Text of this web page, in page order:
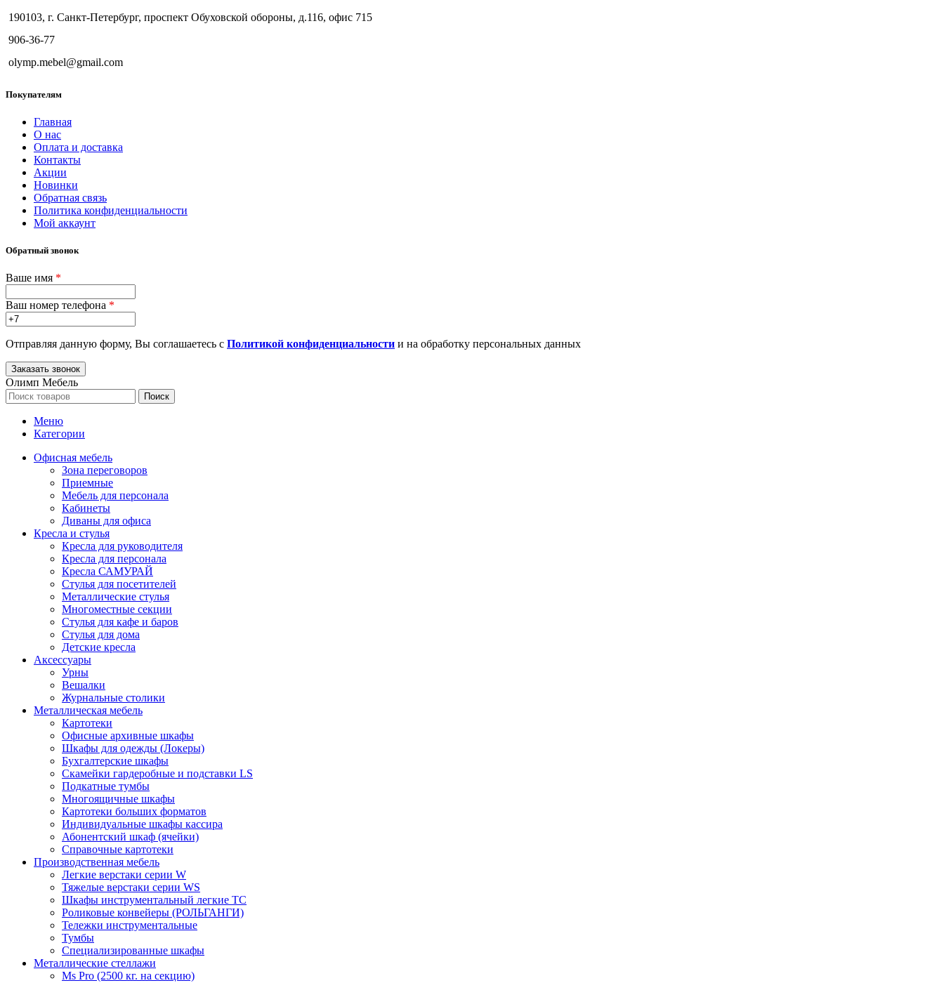
190103, г. Санкт-Петербург, проспект Обуховской обороны, д.116, офис 715
906-36-77
olymp.mebel@gmail.com
Покупателям
Главная
О нас
Оплата и доставка
Контакты
Акции
Новинки
Обратная связь
Политика конфиденциальности
Мой аккаунт
Обратный звонок
Ваше имя *
Ваш номер телефона *
Отправляя данную форму, Вы соглашаетесь с Политикой конфиденциальности и на обработку персональных данных
Олимп Мебель
Поиск
Меню
Категории
Офисная мебель
Зона переговоров
Приемные
Мебель для персонала
Кабинеты
Диваны для офиса
Кресла и стулья
Кресла для руководителя
Кресла для персонала
Кресла САМУРАЙ
Стулья для посетителей
Металлические стулья
Многоместные секции
Стулья для кафе и баров
Стулья для дома
Детские кресла
Аксессуары
Урны
Вешалки
Журнальные столики
Металлическая мебель
Картотеки
Офисные архивные шкафы
Шкафы для одежды (Локеры)
Бухгалтерские шкафы
Скамейки гардеробные и подставки LS
Подкатные тумбы
Многоящичные шкафы
Картотеки больших форматов
Индивидуальные шкафы кассира
Абонентский шкаф (ячейки)
Справочные картотеки
Производственная мебель
Легкие верстаки серии W
Тяжелые верстаки серии WS
Шкафы инструментальный легкие ТС
Роликовые конвейеры (РОЛЬГАНГИ)
Тележки инструментальные
Тумбы
Специализированные шкафы
Металлические стеллажи
Ms Pro (2500 кг. на секцию)